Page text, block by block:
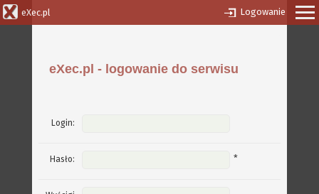
eXec.pl Logowanie
eXec.pl - logowanie do serwisu
Login:
Hasło: *